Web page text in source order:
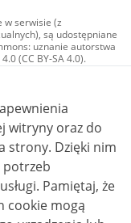
w serwisie (z
są udostępniane
uznanie autorstwa
(CC BY-SA 4.0).
zdjęcia, materiały
na licencji typu
użycie
4.0 (CC BY-
inaczej.
witryny oraz do
nim
potrzeb
że
cookie mogą